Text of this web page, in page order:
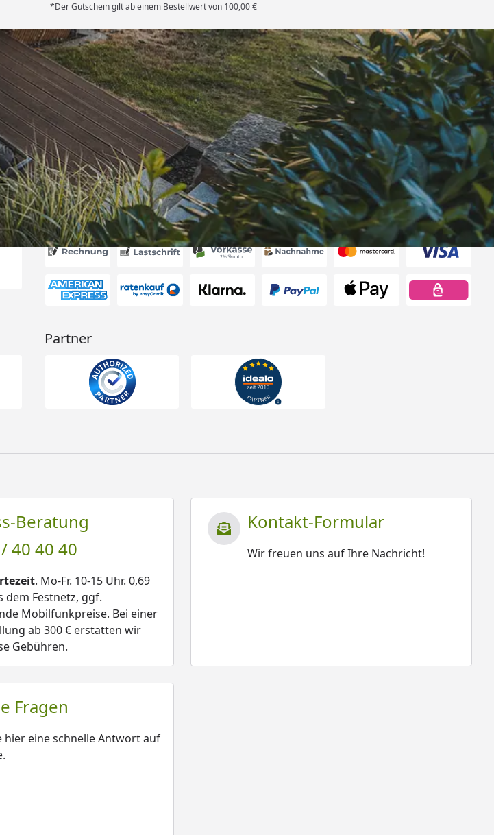
*Der Gutschein gilt ab einem Bestellwert von 100,00 €
Versand
Akzeptierte Zahlungsarten
Partner
Beratung
40 40 40
. Mo-Fr. 10-15 Uhr. 0,69
dem Festnetz, ggf.
Mobilfunkpreise. Bei einer
ab 300 € erstatten wir
Gebühren.
Kontakt-Formular
Wir freuen uns auf Ihre Nachricht!
Fragen
hier eine schnelle Antwort auf